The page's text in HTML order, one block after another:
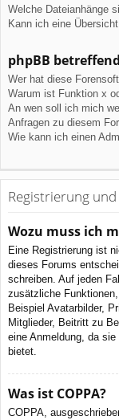
Welche Dateianhänge
Kann ich eine
phpBB
Wer hat diese
Warum ist Funktion x
An wen soll ich mich
Anfragen zu diesem
Wie kann ich einen
Registrierung
Wozu muss ich
Eine Registrierung ist
dieses Forums
schreiben. Auf jeden
zusätzliche
Beispiel Avatarbilder,
Mitglieder, Beitritt zu
eine Anmeldung, da
bietet.
Was ist COPPA?
COPPA,